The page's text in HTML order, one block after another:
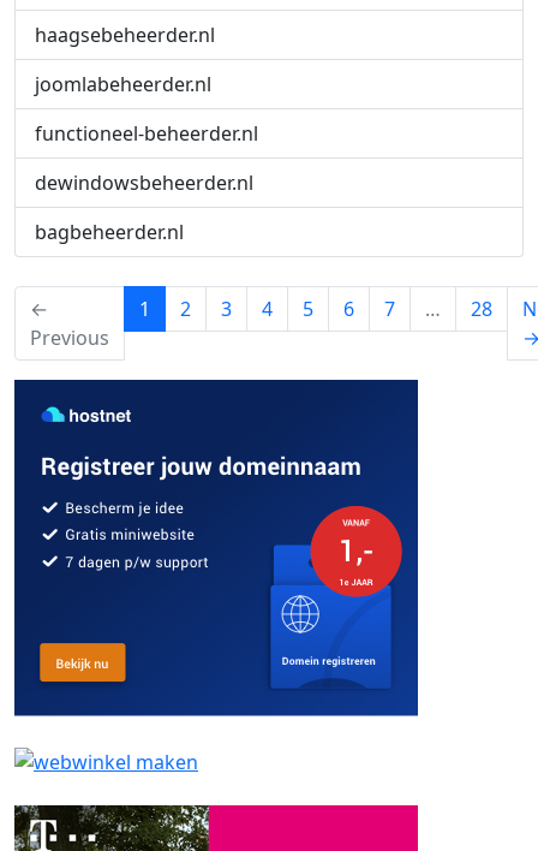
haagsebeheerder.nl
joomlabeheerder.nl
functioneel-beheerder.nl
dewindowsbeheerder.nl
bagbeheerder.nl
←
Previous
1 (current)
2 3 4 5 6 7 … 28